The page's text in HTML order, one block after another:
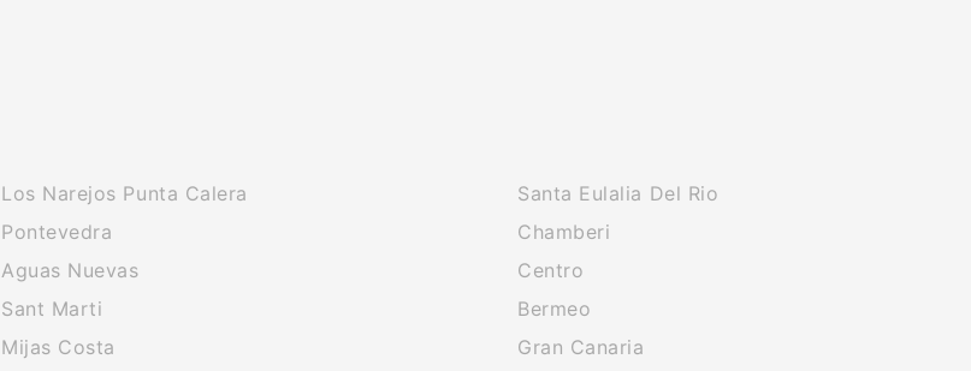
Los Narejos Punta Calera
Pontevedra
Aguas Nuevas
Sant Marti
Mijas Costa
Santa Eulalia Del Rio
Chamberi
Centro
Bermeo
Gran Canaria